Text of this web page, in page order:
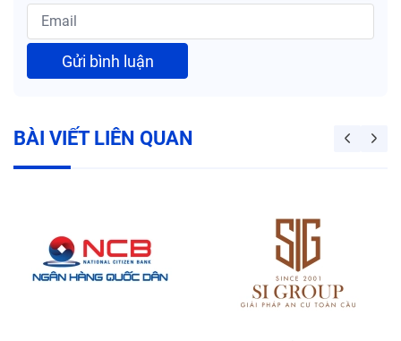
Gửi bình luận
BÀI VIẾT LIÊN QUAN